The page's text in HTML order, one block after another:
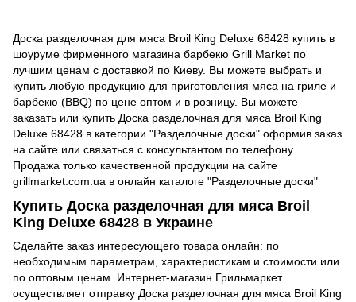
Доcка разделочная для мяса Broil King Deluxe 68428 купить в
шоуруме фирменного магазина барбекю Grill Market по
лучшим ценам с доставкой по Киеву. Вы можете выбрать и
купить любую продукцию для приготовления мяса на гриле и
барбекю (BBQ) по цене оптом и в розницу. Вы можете
заказать или купить Доcка разделочная для мяса Broil King
Deluxe 68428 в категории "Разделочные доски" оформив заказ
на сайте или связаться с консультантом по телефону.
Продажа только качественной продукции на сайте
grillmarket.com.ua в онлайн каталоге "Разделочные доски"
Купить Доcка разделочная для мяса Broil
King Deluxe 68428 в Украине
Сделайте заказ интересующего товара онлайн: по
необходимым параметрам, характеристикам и стоимости или
по оптовым ценам. Интернет-магазин Грильмаркет
осуществляет отправку Доcка разделочная для мяса Broil King